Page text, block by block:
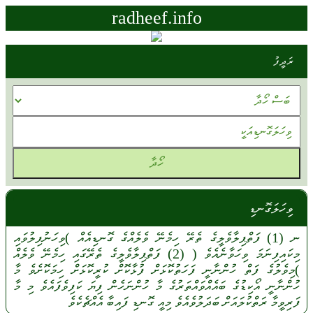
radheef.info
ރަދީފު
ވިހަލަގޮނޑި
ނ (1) ފަތްޕިލާވެލީގެ ތެރޭހިމެނޭވެލެއްގެގޮނޑިއެއް )ވިހަނުފިލުވައި
މިކައިފިނަމަ ވިހަވާނެއެވެ ( (2) ފަތްޕިލާވެލީގެ ތެރޭގައިހިމެނޭވެލެއް
)މިވެލުގެފަތް ހުންނާނީފަހަތުކޮޅަށް ފުޅާކޮށްކުރީކޮޅަށް ހިމަކޮށެވެމާ
ހުންނާނީއޯކިޑުގެބައެއްވައްތަރުގެމާހުންނަހެން ފިޔަކަފިވެފައެވެ މިމާ
ފަރިވީމާ ރަތްކުލައަށްބަދަލުވެއެވެ މިއީގޮނޑިފައިބާއެއްޗެކެވެ